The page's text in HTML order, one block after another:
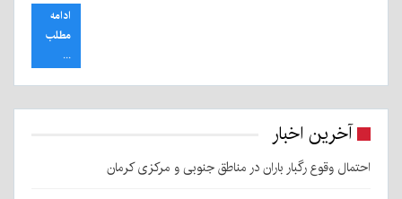
ادامه
مطلب
...
آخرین اخبار
احتمال وقوع رگبار باران در مناطق جنوبی و مرکزی کرمان